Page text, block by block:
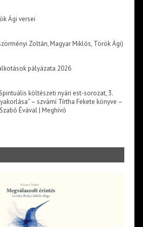
Ági versei
Zoltán, Magyar Miklós, Török Ági)
pályázata 2026
költészeti nyári est-sorozat, 3.
– szvámí Tírtha Fekete könyve –
Évával | Meghívó